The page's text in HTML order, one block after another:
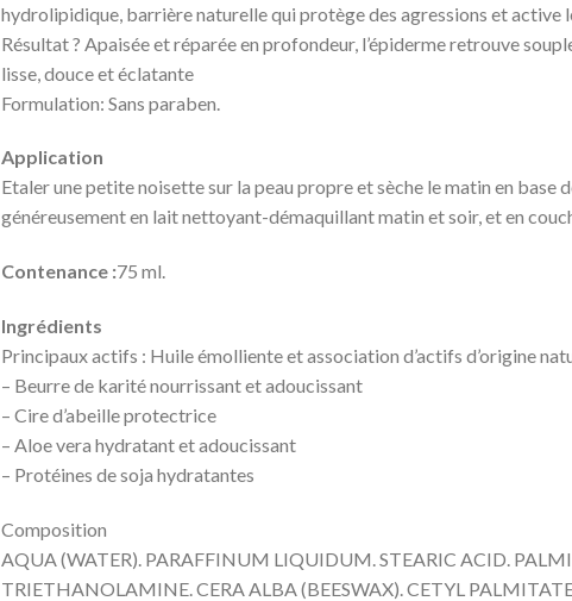
hydrolipidique, barrière naturelle qui protège des agressions et active
Résultat ? Apaisée et réparée en profondeur, l’épiderme retrouve
lisse, douce et éclatante
Formulation: Sans paraben.
Application
Etaler une petite noisette sur la peau propre et sèche le matin en base
généreusement en lait nettoyant-démaquillant matin et soir, et en
Contenance :75 ml.
Ingrédients
Principaux actifs : Huile émolliente et association d’actifs d’origine
– Beurre de karité nourrissant et adoucissant
– Cire d’abeille protectrice
– Aloe vera hydratant et adoucissant
– Protéines de soja hydratantes
Composition
AQUA (WATER). PARAFFINUM LIQUIDUM. STEARIC ACID.
TRIETHANOLAMINE. CERA ALBA (BEESWAX). CETYL